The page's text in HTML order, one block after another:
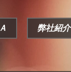
弊社紹介